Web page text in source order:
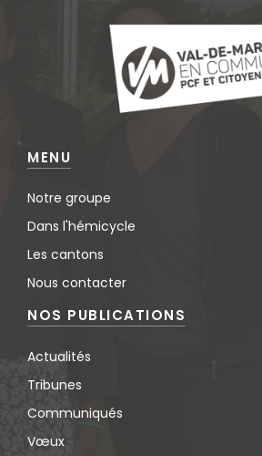
MENU
Notre groupe
Dans l'hémicycle
Les cantons
Nous contacter
NOS PUBLICATIONS
Actualités
Tribunes
Communiqués
Vœux